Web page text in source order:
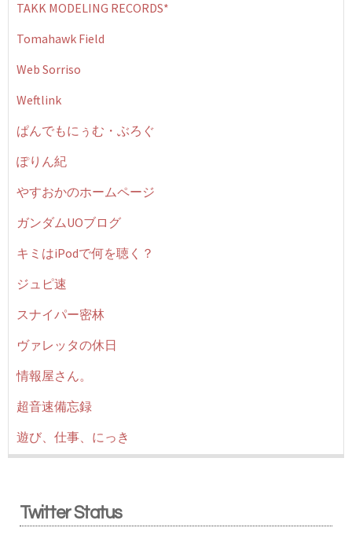
TAKK MODELING RECORDS*
Tomahawk Field
Web Sorriso
Weftlink
ぱんでもにぅむ・ぶろぐ
ぽりん紀
やすおかのホームページ
ガンダムUOブログ
キミはiPodで何を聴く？
ジュピ速
スナイパー密林
ヴァレッタの休日
情報屋さん。
超音速備忘録
遊び、仕事、にっき
Twitter Status